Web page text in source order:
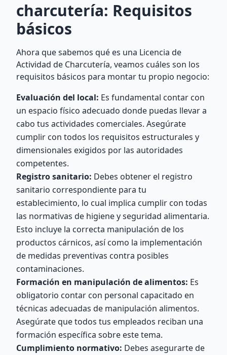
charcutería: Requisitos
básicos
Ahora que sabemos qué es una Licencia de
Actividad de Charcutería, veamos cuáles son los
requisitos básicos para montar tu propio negocio:
Evaluación del local: Es fundamental contar con
un espacio físico adecuado donde puedas llevar a
cabo tus actividades comerciales. Asegúrate
cumplir con todos los requisitos estructurales y
dimensionales exigidos por las autoridades
competentes.
Registro sanitario: Debes obtener el registro
sanitario correspondiente para tu
establecimiento, lo cual implica cumplir con todas
las normativas de higiene y seguridad alimentaria.
Esto incluye la correcta manipulación de los
productos cárnicos, así como la implementación
de medidas preventivas contra posibles
contaminaciones.
Formación en manipulación de alimentos: Es
obligatorio contar con personal capacitado en
técnicas adecuadas de manipulación alimentos.
Asegúrate que todos tus empleados reciban una
formación específica sobre este tema.
Cumplimiento normativo: Debes asegurarte de